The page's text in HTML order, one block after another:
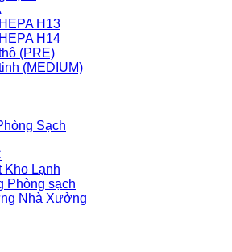
H13
H14
(PRE)
(MEDIUM)
Sạch
Kho Lạnh
Phòng sạch
Nhà Xưởng